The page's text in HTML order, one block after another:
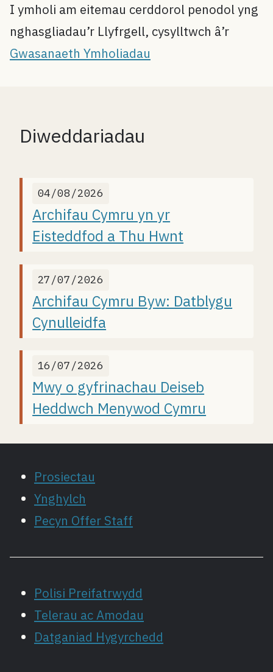
I ymholi am eitemau cerddorol penodol yng
nghasgliadau’r Llyfrgell, cysylltwch â’r
Gwasanaeth Ymholiadau
Diweddariadau
04/08/2026
Archifau Cymru yn yr
Eisteddfod a Thu Hwnt
27/07/2026
Archifau Cymru Byw: Datblygu
Cynulleidfa
16/07/2026
Mwy o gyfrinachau Deiseb
Heddwch Menywod Cymru
Prosiectau
Ynghylch
Pecyn Offer Staff
Polisi Preifatrwydd
Telerau ac Amodau
Datganiad Hygyrchedd